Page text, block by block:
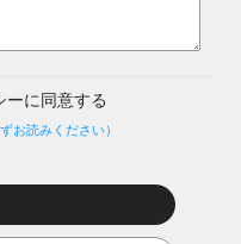
ーに同意する
お読みください）